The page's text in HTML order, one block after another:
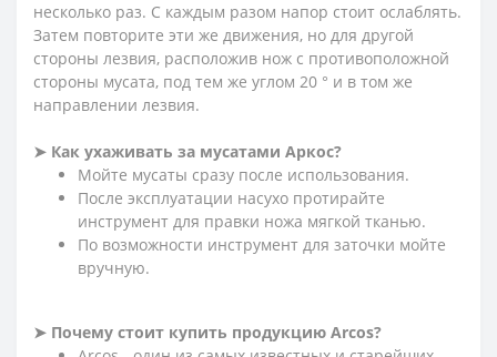
несколько раз. С каждым разом напор стоит ослаблять.
Затем повторите эти же движения, но для другой
стороны лезвия, расположив нож с противоположной
стороны мусата, под тем же углом 20 ° и в том же
направлении лезвия.
➤ Как ухаживать за мусатами Аркос?
Мойте мусаты сразу после использования.
После эксплуатации насухо протирайте
инструмент для правки ножа мягкой тканью.
По возможности инструмент для заточки мойте
вручную.
➤ Почему стоит купить продукцию Arcos?